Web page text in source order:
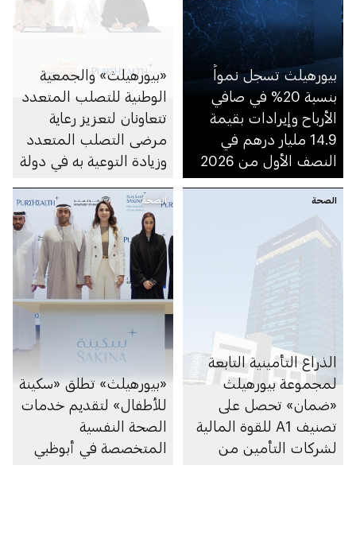
بيورهيلث تسجل نمواً
بنسبة 20% في صافي
الأرباح وإيرادات بقيمة
14.9 مليار درهم في
النصف الأول من 2026
«بيورهيلث» والجمعية
الوطنية للتصلب المتعدد
تتعاونان لتعزيز رعاية
مرضى التصلب المتعدد
وزيادة التوعية به في دولة
الصحة
الذراع التأمينية التابعة
لمجموعة بيورهيلث
«ضمان» تحصل على
تصنيف A1 للقوة المالية
لشركات التأمين من
الصحة
«بيورهيلث» تطلق «سكينة
للأطفال» لتقديم خدمات
الصحة النفسية
المتخصصة في أبوظبي